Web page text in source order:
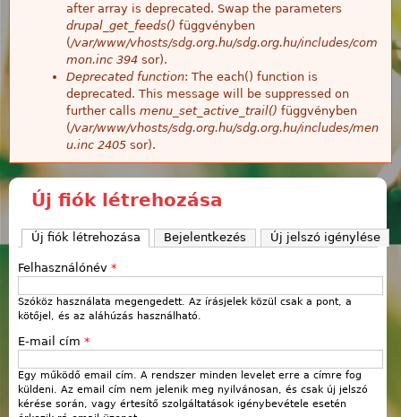
after array is deprecated. Swap the parameters
drupal_get_feeds() függvényben
(/var/www/vhosts/sdg.org.hu/sdg.org.hu/includes/com
mon.inc 394 sor).
Deprecated function: The each() function is
deprecated. This message will be suppressed on
further calls menu_set_active_trail() függvényben
(/var/www/vhosts/sdg.org.hu/sdg.org.hu/includes/men
u.inc 2405 sor).
Új fiók létrehozása
Új fiók létrehozása (aktív fül)
Bejelentkezés Új jelszó igénylése
Felhasználónév *
Szóköz használata megengedett. Az írásjelek közül csak a pont, a
kötőjel, és az aláhúzás használható.
E-mail cím *
Egy működő email cím. A rendszer minden levelet erre a címre fog
küldeni. Az email cím nem jelenik meg nyilvánosan, és csak új jelszó
kérése során, vagy értesítő szolgáltatások igénybevétele esetén